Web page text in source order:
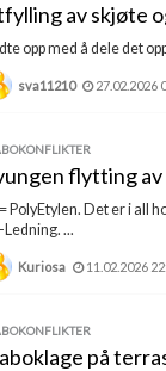
av skjøte
opp med å dele det
sva11210 27.02.2026
flytting
PolyEtylen. Det er i all
Ledning. ...
Kuriosa 11.02.2026
på